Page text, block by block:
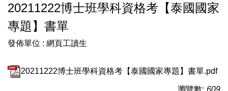
20211222博士班學科資格考【泰國國家
專題】書單
發佈單位 : 網頁工讀生
20211222博士班學科資格考【泰國國家專題】書單.pdf
瀏覽數: 609